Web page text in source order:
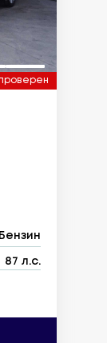
Бензин
87 л.с.